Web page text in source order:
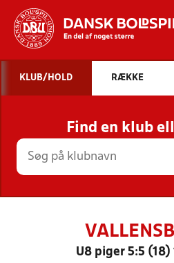
STILLINGER,
HOLD
KLUB/HOLD RÆKKE
Find en klub
U8 piger 5:5 (18)